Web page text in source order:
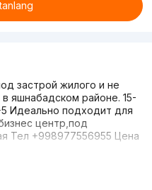
застрой жилого и не
яшнабадском районе. 15-
Идеально подходит для
центр,под
Тел +998977556955 Цена